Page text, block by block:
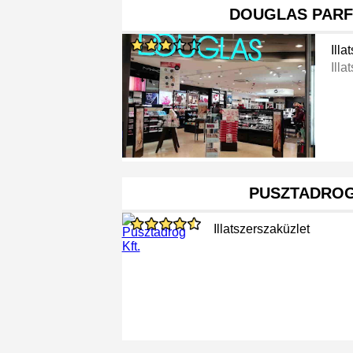
DOUGLAS
Illatszerszaküzlet